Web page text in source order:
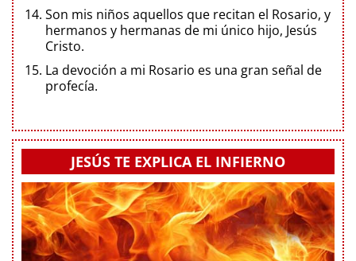
Son mis niños aquellos que recitan el Rosario, y
hermanos y hermanas de mi único hijo, Jesús
Cristo.
La devoción a mi Rosario es una gran señal de
profecía.
JESÚS TE EXPLICA EL INFIERNO